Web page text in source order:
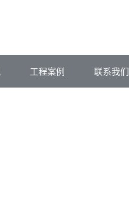
工程案例 联系我们